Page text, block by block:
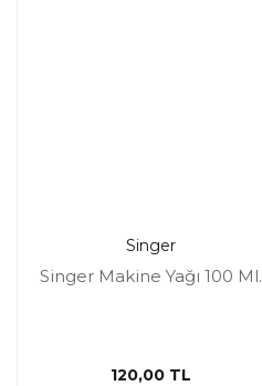
Singer
Singer Makine Yağı 100 Ml.
120,00 TL